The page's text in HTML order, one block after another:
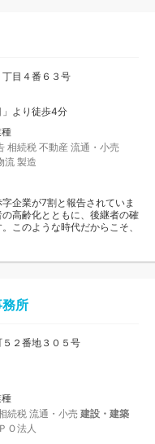
目４番６３号
より徒歩4分
相続税 不動産 流通・小売
流 製造
企業が7割と報告されていま
高齢化とともに、後継者の確
このような時代だからこそ、
所
２番地３０５号
続税 流通・小売 建設・建築
Ｏ法人